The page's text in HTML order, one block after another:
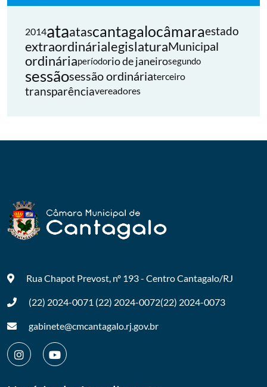
2014ataatascantagalocâmaraestado
extraordinárialegislaturaMunicipal
ordináriaperíodorio de janeirosegundo
sessãosessão ordináriaterceiro
transparênciavereadores
Rua Chapot Prevost, nº 193 - CentroCantagalo/RJ
(22) 2024-0071 (22) 2024-0072(22) 2024-0073
gabinete@cmcantagalo.rj.gov.br